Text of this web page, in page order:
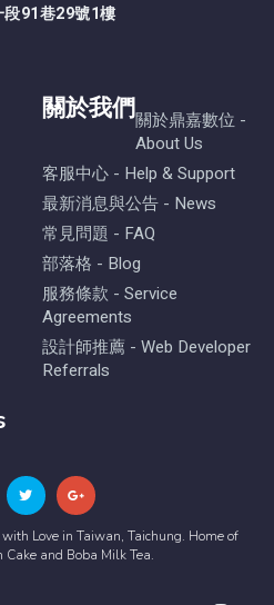
91巷29號1樓
關於我們關於鼎嘉數位 -
About Us
客服中心 - Help & Support
最新消息與公告 - News
常見問題 - FAQ
部落格 - Blog
服務條款 - Service
Agreements
設計師推薦 - Web Developer
Referrals
Love in Taiwan, Taichung. Home of
Cake and Boba Milk Tea.